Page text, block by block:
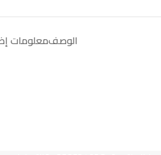
الوصفمعلومات